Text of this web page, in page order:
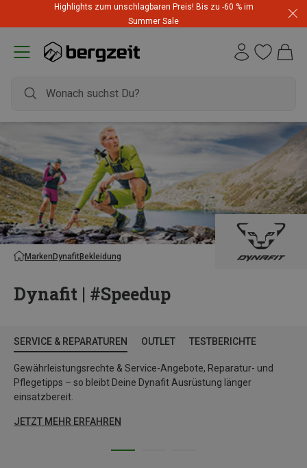
Highlights zum unschlagbaren Preis! Bis zu -60 % im
Summer Sale
MarkenDynafitBekleidung
Dynafit | #Speedup
SERVICE & REPARATUREN OUTLET TESTBERICHTE
Gewährleistungsrechte & Service-Angebote, Reparatur- und
Pflegetipps – so bleibt Deine Dynafit Ausrüstung länger
einsatzbereit.
JETZT MEHR ERFAHREN